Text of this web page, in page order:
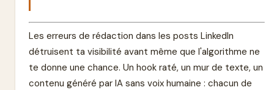
Les erreurs de rédaction dans les posts LinkedIn
détruisent ta visibilité avant même que l'algorithme ne
te donne une chance. Un hook raté, un mur de texte, un
contenu généré par IA sans voix humaine : chacun de